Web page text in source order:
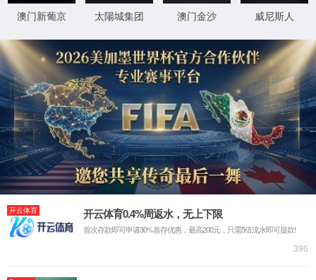
投资者联系